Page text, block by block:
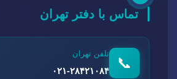
تماس با دفتر تهران
📞
تلفن تهران
۰۲۱-۲۸۴۲۱۰۸۴